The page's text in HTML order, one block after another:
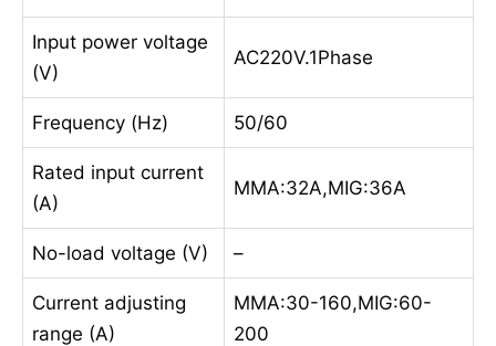
Input power voltage
(V)
AC220V.1Phase
Frequency (Hz) 50/60
Rated input current
(A)
MMA:32A,MIG:36A
No-load voltage (V) –
Current adjusting
range (A)
MMA:30-160,MIG:60-
200